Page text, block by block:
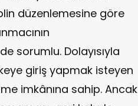
düzenlemesine göre
sorumlu. Dolayısıyla
giriş yapmak isteyen
imkânına sahip. Ancak